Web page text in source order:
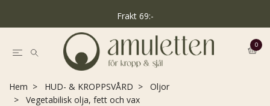
Frakt 69:-
0
Hem HUD- & KROPPSVÅRD
Oljor
Vegetabilisk olja, fett och vax